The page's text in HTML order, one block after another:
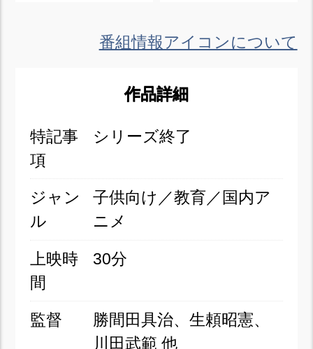
番組情報アイコンについて
作品詳細
特記事
項
シリーズ終了
ジャン
ル
子供向け／教育／国内ア
ニメ
上映時
間
30分
監督
勝間田具治、生頼昭憲、
川田武範 他